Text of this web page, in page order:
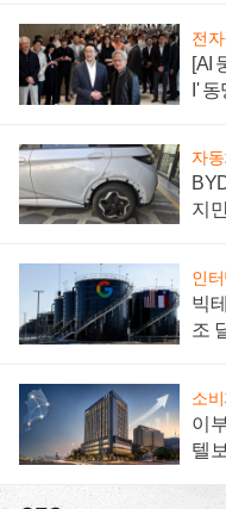
전자
[AI
I'
자
지
인터
빅
조
소
이
텔